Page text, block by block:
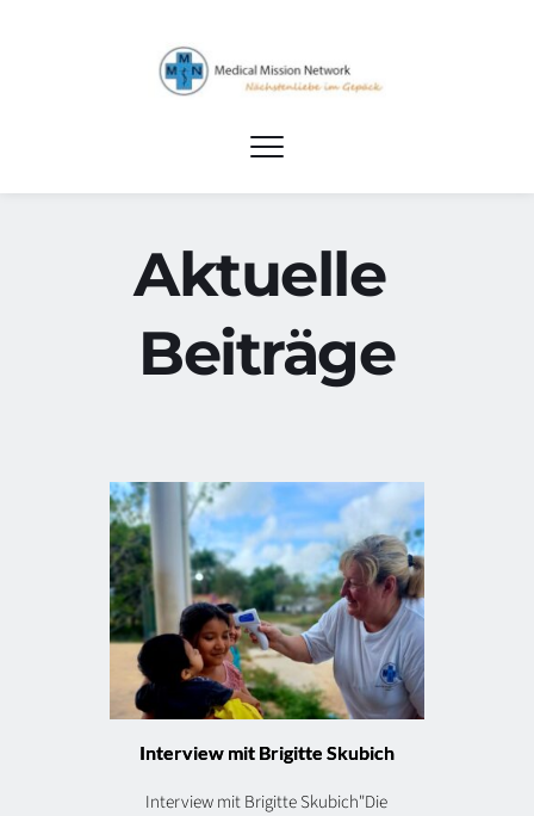
Aktuelle
Beiträge
Interview mit Brigitte Skubich
Interview mit Brigitte Skubich"Die